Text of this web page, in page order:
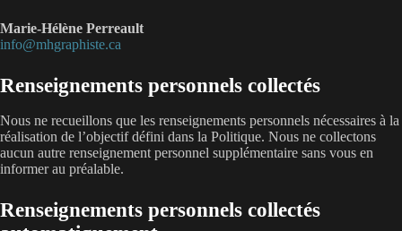
Marie-Hélène Perreault
ac.etsihparghm
@ofni
Renseignements personnels collectés
Nous ne recueillons que les renseignements personnels nécessaires à la
réalisation de l’objectif défini dans la Politique. Nous ne collectons
aucun autre renseignement personnel supplémentaire sans vous en
informer au préalable.
Renseignements personnels collectés